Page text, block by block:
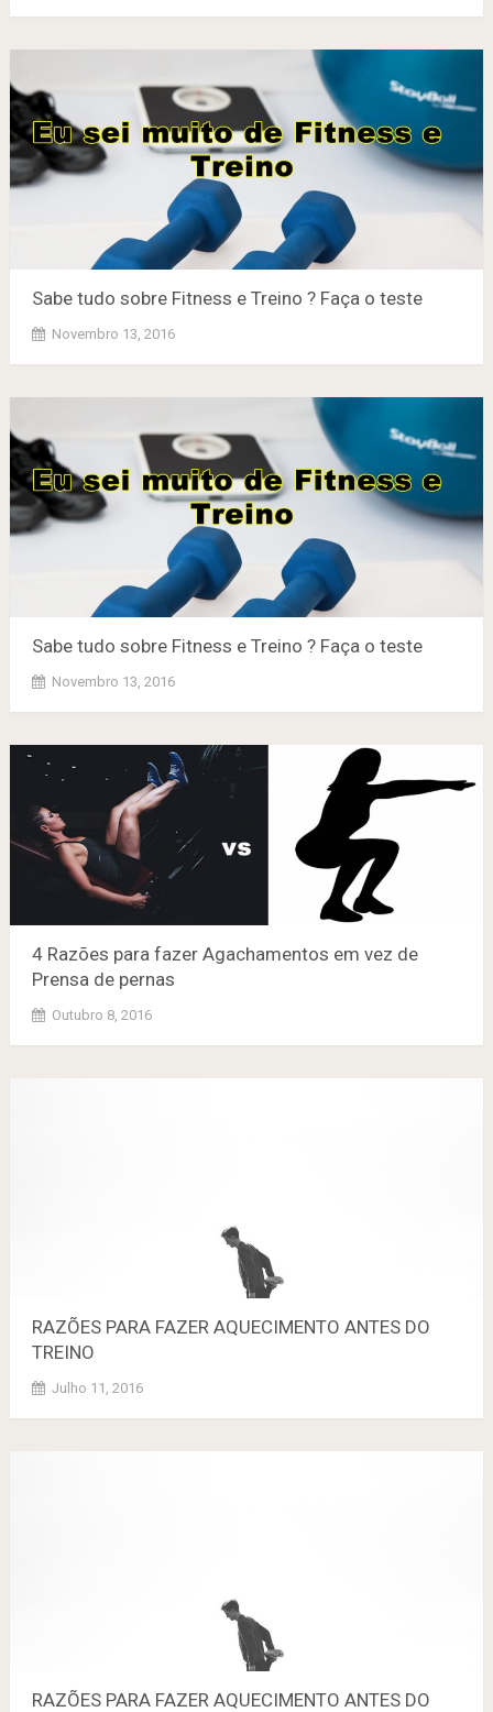
Sabe tudo sobre Fitness e Treino ? Faça o teste
Novembro 13, 2016
Sabe tudo sobre Fitness e Treino ? Faça o teste
Novembro 13, 2016
4 Razões para fazer Agachamentos em vez de
Prensa de pernas
Outubro 8, 2016
RAZÕES PARA FAZER AQUECIMENTO ANTES DO
TREINO
Julho 11, 2016
RAZÕES PARA FAZER AQUECIMENTO ANTES DO